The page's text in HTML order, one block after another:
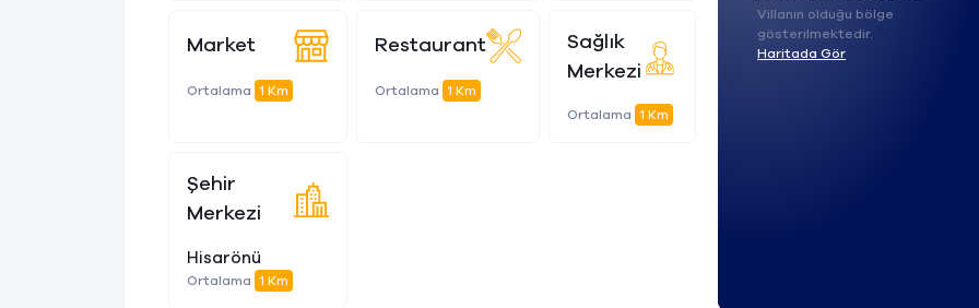
Market
Ortalama 1 Km
Restaurant
Ortalama 1 Km
Sağlık
Merkezi
Ortalama 1 Km
Şehir
Merkezi
Hisarönü
Ortalama 1 Km
Villanın olduğu bölge
gösterilmektedir.
Haritada Gör